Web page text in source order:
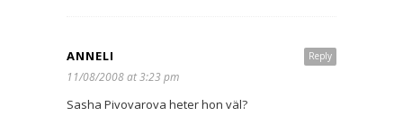
Reply
ANNELI
11/08/2008 at 3:23 pm
Sasha Pivovarova heter hon väl?